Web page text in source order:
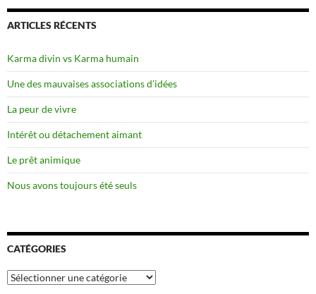
ARTICLES RÉCENTS
Karma divin vs Karma humain
Une des mauvaises associations d’idées
La peur de vivre
Intérêt ou détachement aimant
Le prêt animique
Nous avons toujours été seuls
CATÉGORIES
Catégories